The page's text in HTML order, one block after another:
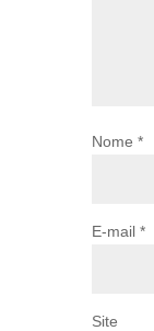
Nome *
E-mail *
Site